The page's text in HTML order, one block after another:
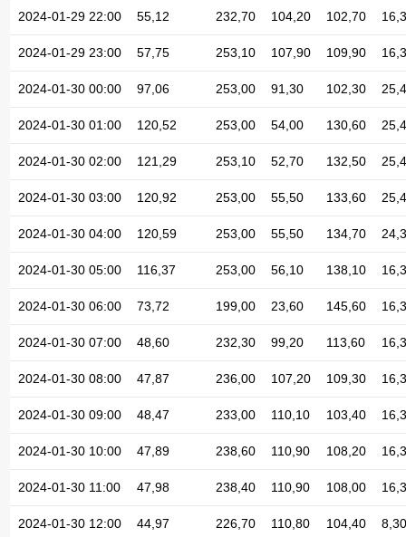
2024-01-29 22:00 55,12 232,70 104,20 102,70
2024-01-29 23:00 57,75 253,10 107,90 109,90
2024-01-30 00:00 97,06 253,00 91,30 102,30
2024-01-30 01:00 120,52 253,00 54,00 130,60
2024-01-30 02:00 121,29 253,10 52,70 132,50
2024-01-30 03:00 120,92 253,00 55,50 133,60
2024-01-30 04:00 120,59 253,00 55,50 134,70
2024-01-30 05:00 116,37 253,00 56,10 138,10
2024-01-30 06:00 73,72 199,00 23,60 145,60
2024-01-30 07:00 48,60 232,30 99,20 113,60
2024-01-30 08:00 47,87 236,00 107,20 109,30
2024-01-30 09:00 48,47 233,00 110,10 103,40
2024-01-30 10:00 47,89 238,60 110,90 108,20
2024-01-30 11:00 47,98 238,40 110,90 108,00
2024-01-30 12:00 44,97 226,70 110,80 104,40 8,30